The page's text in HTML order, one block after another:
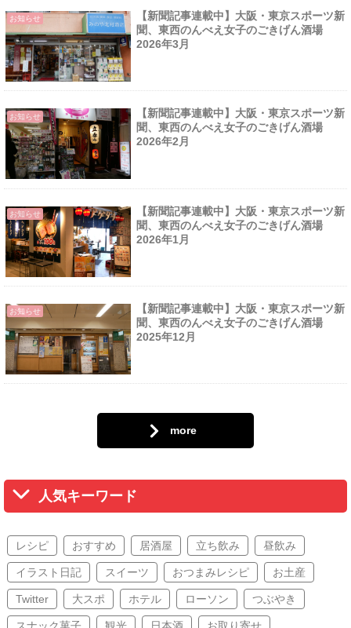
お知らせ
【新聞記事連載中】大阪・東京スポーツ新
聞、東西のんべえ女子のごきげん酒場
2026年3月
お知らせ
【新聞記事連載中】大阪・東京スポーツ新
聞、東西のんべえ女子のごきげん酒場
2026年2月
お知らせ
【新聞記事連載中】大阪・東京スポーツ新
聞、東西のんべえ女子のごきげん酒場
2026年1月
お知らせ
【新聞記事連載中】大阪・東京スポーツ新
聞、東西のんべえ女子のごきげん酒場
2025年12月
more
人気キーワード
レシピ おすすめ 居酒屋 立ち飲み 昼飲み
イラスト日記 スイーツ おつまみレシピ お土産
Twitter 大スポ ホテル ローソン つぶやき